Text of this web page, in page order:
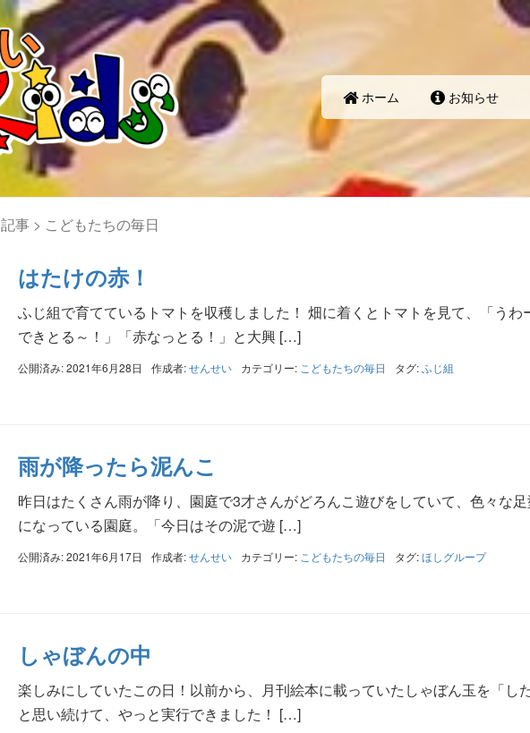
ホーム お知らせ
記事 > こどもたちの毎日
はたけの赤！
ふじ組で育てているトマトを収穫しました！ 畑に着くとトマトを見て、「うわ
できとる～！」「赤なっとる！」と大興 […]
公開済み: 2021年6月28日 作成者:せんせい カテゴリー: こどもたちの毎日 タグ:ふじ組
雨が降ったら泥んこ
昨日はたくさん雨が降り、園庭で3才さんがどろんこ遊びをしていて、色々な
になっている園庭。「今日はその泥で遊 […]
公開済み: 2021年6月17日 作成者:せんせい カテゴリー: こどもたちの毎日 タグ:ほしグループ
しゃぼんの中
楽しみにしていたこの日！以前から、月刊絵本に載っていたしゃぼん玉を「し
と思い続けて、やっと実行できました！ […]